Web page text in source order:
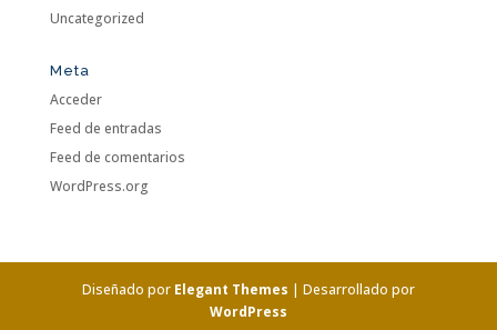
Uncategorized
Meta
Acceder
Feed de entradas
Feed de comentarios
WordPress.org
Diseñado por Elegant Themes | Desarrollado por
WordPress